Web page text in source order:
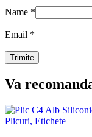
Name *
Email *
Va
Plicuri, Etichete